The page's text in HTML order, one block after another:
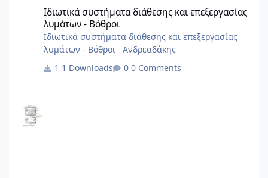
Ιδιωτικά συστήματα διάθεσης και επεξεργασίας
λυμάτων - Βόθροι
Ιδιωτικά συστήματα διάθεσης και επεξεργασίας
λυμάτων - Βόθροι Ανδρεαδάκης
1 Downloads
0 Comments